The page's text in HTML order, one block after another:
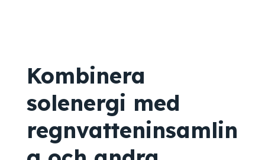
Kombinera
solenergi med
regnvatteninsamlin